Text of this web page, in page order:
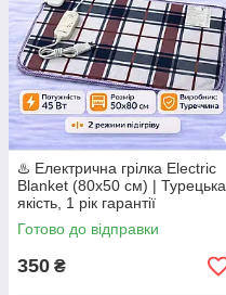
♨️ Електрична грілка Electric
Blanket (80х50 см) | Турецька
якість, 1 рік гарантії
Готово до відправки
350 ₴